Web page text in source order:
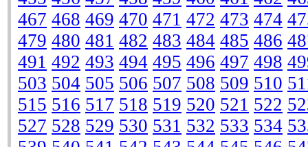
467 468 469 470 471 472 473 474
479 480 481 482 483 484 485 486
491 492 493 494 495 496 497 498
503 504 505 506 507 508 509 510
515 516 517 518 519 520 521 522
527 528 529 530 531 532 533 534